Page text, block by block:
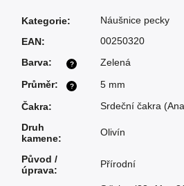
Kategorie:
Náušnice pecky
EAN: 00250320
?
Barva: Zelená
?
Průměr:
5 mm
Čakra:
Srdeční čakra
Druh
kamene:
Olivín
Původ /
úprava:
Přírodní